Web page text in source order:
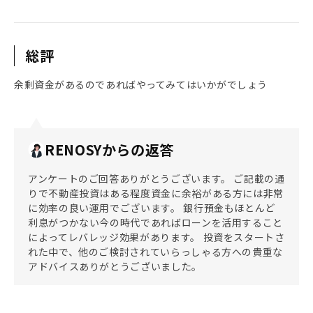
総評
余剰資金があるのであればやってみてはいかがでしょう
RENOSYからの返答
アンケートのご回答ありがとうございます。 ご記載の通
りで不動産投資はある程度資金に余裕がある方には非常
に効率の良い運用でございます。 銀行預金もほとんど
利息がつかない今の時代であればローンを活用すること
によってレバレッジ効果があります。 投資をスタートさ
れた中で、他のご検討されていらっしゃる方への貴重な
アドバイスありがとうございました。